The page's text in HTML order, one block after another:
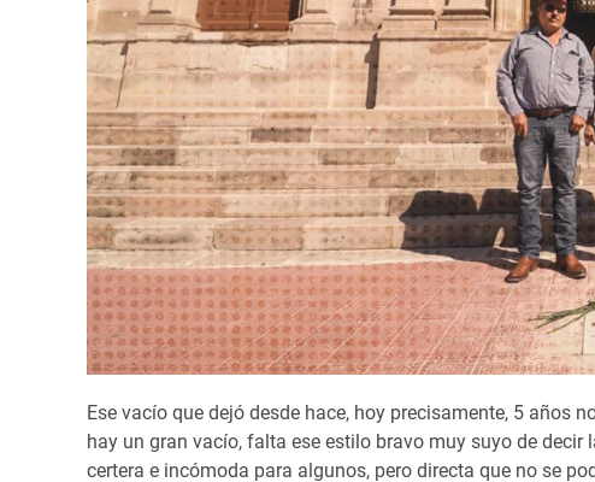
Ese vacío que dejó desde hace, hoy precisamente, 5 años
hay un gran vacío, falta ese estilo bravo muy suyo de
certera e incómoda para algunos, pero directa que no se